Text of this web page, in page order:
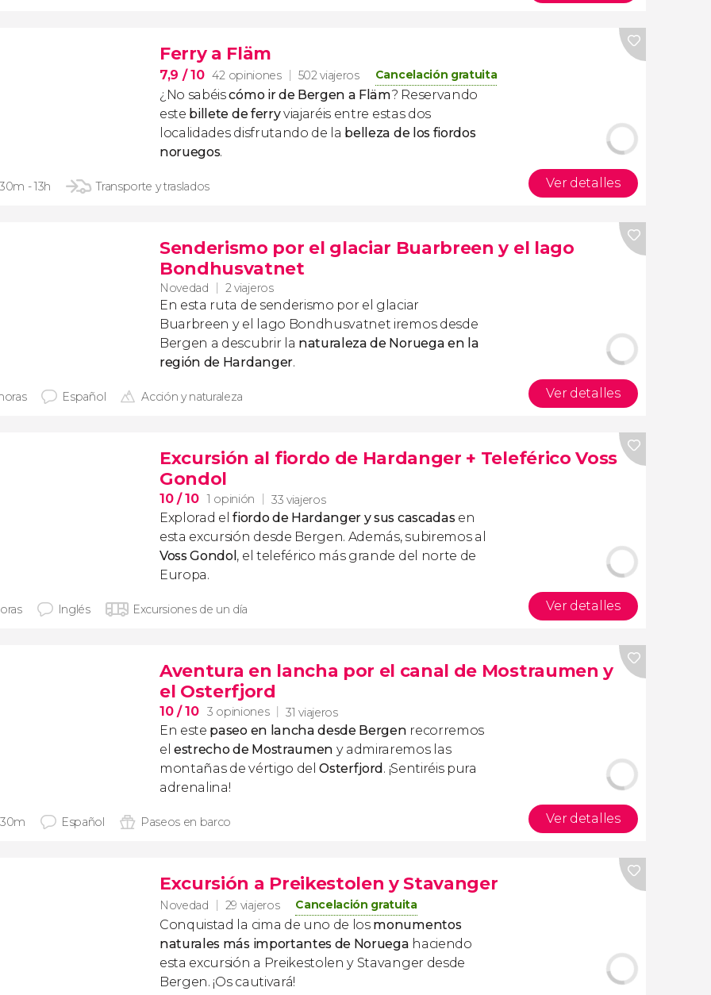
Ferry a Fläm
7,9 / 10 42 opiniones 502 viajeros Cancelación gratuita
¿No sabéiscómo ir de Bergen a Fläm? Reservando
este billete de ferryviajaréis entre estas dos
localidades disfrutando de la belleza de los fiordos
noruegos.
- 13h Transporte y traslados Ver detalles
Senderismo por el glaciar Buarbreen y el lago
Bondhusvatnet
Novedad 2 viajeros
En esta ruta de senderismo por el glaciar
Buarbreen y el lago Bondhusvatnet iremos desde
Bergen a descubrir la naturaleza de Noruega en la
región de Hardanger.
Español Acción y naturaleza Ver detalles
Excursión al fiordo de Hardanger + Teleférico Voss
Gondol
10/ 10 1 opinión 33 viajeros
Explorad elfiordo de Hardanger y sus cascadasen
esta excursión desde Bergen. Además, subiremos al
Voss Gondol , el teleférico más grande del norte de
Europa.
Inglés Excursiones de un día Ver detalles
Aventura en lancha por el canal de Mostraumen y
el Osterfjord
10/ 10 3 opiniones 31 viajeros
En este paseo en lancha desde Bergen recorremos
elestrecho de Mostraumen y admiraremos las
montañas de vértigo delOsterfjord. ¡Sentiréis pura
adrenalina!
Español Paseos en barco Ver detalles
Excursión a Preikestolen y Stavanger
Novedad 29 viajeros Cancelación gratuita
Conquistad la cima de uno de los monumentos
naturales más importantes de Noruega haciendo
esta excursión a Preikestolen y Stavanger desde
Bergen. ¡Os cautivará!